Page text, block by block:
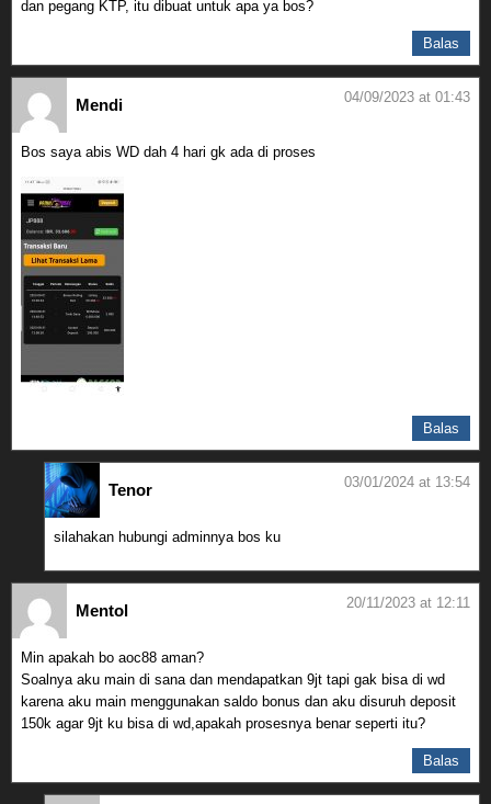
dan pegang KTP, itu dibuat untuk apa ya bos?
Balas
Mendi 04/09/2023 at 01:43
Bos saya abis WD dah 4 hari gk ada di proses
Balas
Tenor 03/01/2024 at 13:54
silahakan hubungi adminnya bos ku
Mentol 20/11/2023 at 12:11
Min apakah bo aoc88 aman?
Soalnya aku main di sana dan mendapatkan 9jt tapi gak bisa di wd
karena aku main menggunakan saldo bonus dan aku disuruh deposit
150k agar 9jt ku bisa di wd,apakah prosesnya benar seperti itu?
Balas